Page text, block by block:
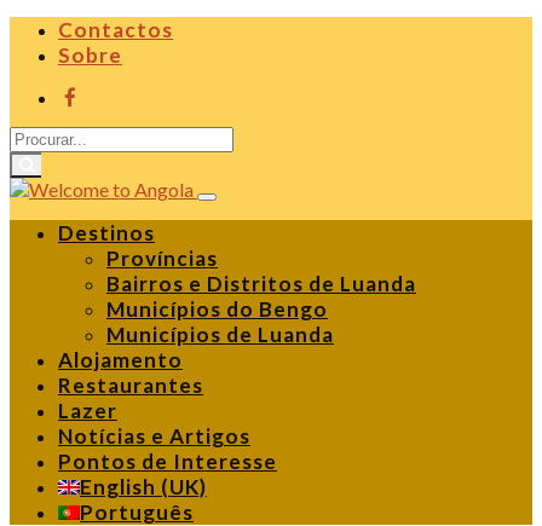
Contactos
Sobre
Destinos
Províncias
Bairros e Distritos de Luanda
Municípios do Bengo
Municípios de Luanda
Alojamento
Restaurantes
Lazer
Notícias e Artigos
Pontos de Interesse
English (UK)
Português